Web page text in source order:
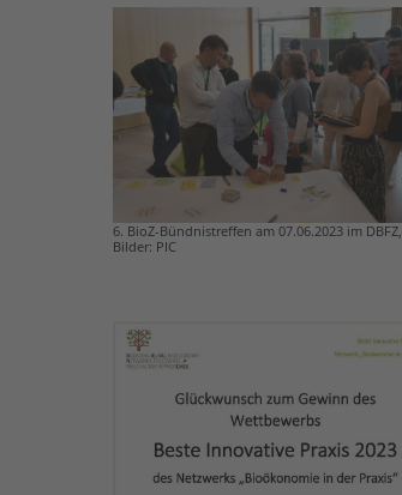
6. BioZ-Bündnistreffen am 07.06.2023 im DBFZ,
Bilder: PIC